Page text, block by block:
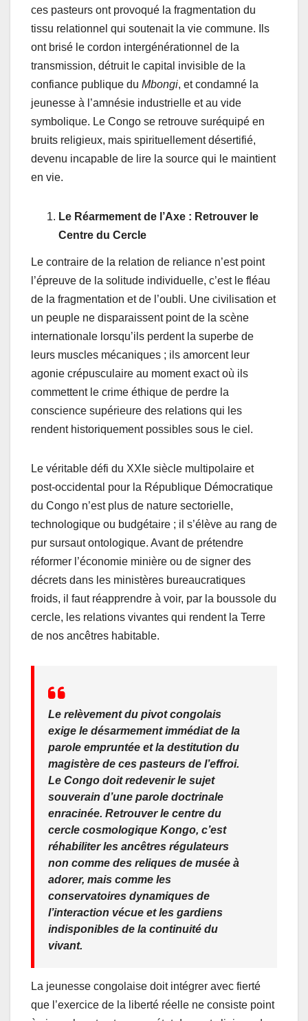
ces pasteurs ont provoqué la fragmentation du
tissu relationnel qui soutenait la vie commune. Ils
ont brisé le cordon intergénérationnel de la
transmission, détruit le capital invisible de la
confiance publique du Mbongi, et condamné la
jeunesse à l’amnésie industrielle et au vide
symbolique. Le Congo se retrouve suréquipé en
bruits religieux, mais spirituellement désertifié,
devenu incapable de lire la source qui le maintient
en vie.
Le Réarmement de l’Axe : Retrouver le
Centre du Cercle
Le contraire de la relation de reliance n’est point
l’épreuve de la solitude individuelle, c’est le fléau
de la fragmentation et de l’oubli. Une civilisation et
un peuple ne disparaissent point de la scène
internationale lorsqu’ils perdent la superbe de
leurs muscles mécaniques ; ils amorcent leur
agonie crépusculaire au moment exact où ils
commettent le crime éthique de perdre la
conscience supérieure des relations qui les
rendent historiquement possibles sous le ciel.
Le véritable défi du XXIe siècle multipolaire et
post-occidental pour la République Démocratique
du Congo n’est plus de nature sectorielle,
technologique ou budgétaire ; il s’élève au rang de
pur sursaut ontologique. Avant de prétendre
réformer l’économie minière ou de signer des
décrets dans les ministères bureaucratiques
froids, il faut réapprendre à voir, par la boussole du
cercle, les relations vivantes qui rendent la Terre
de nos ancêtres habitable.
Le relèvement du pivot congolais
exige le désarmement immédiat de la
parole empruntée et la destitution du
magistère de ces pasteurs de l’effroi.
Le Congo doit redevenir le sujet
souverain d’une parole doctrinale
enracinée. Retrouver le centre du
cercle cosmologique Kongo, c’est
réhabiliter les ancêtres régulateurs
non comme des reliques de musée à
adorer, mais comme les
conservatoires dynamiques de
l’interaction vécue et les gardiens
indisponibles de la continuité du
vivant.
La jeunesse congolaise doit intégrer avec fierté
que l’exercice de la liberté réelle ne consiste point